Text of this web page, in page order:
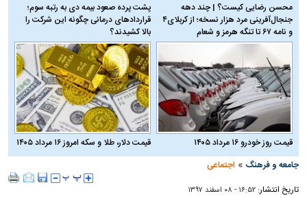
محسن رضایی کیست؟ | چند دهه
جنجال‌آفرینی مرد هزار نسخه؛ از کربلای۴
و نامه ۶۷ تا تنگه هرمز و شعام
پشت پرده صعود بیمه دی به رتبه سوم؛
قراردادهای درمانی چگونه این شرکت را
بالا کشیدند؟
قیمت روز خودرو ۱۶ مرداد ۱۴۰۵
قیمت دلار، طلا و سکه امروز ۱۶ مرداد ۱۴۰۵
جامعه و فرهنگ »اجتماعی
تاریخ انتشار:۱۶:۵۲ - ۰۸ اسفند ۱۳۹۷